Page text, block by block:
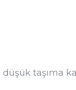
taşıma